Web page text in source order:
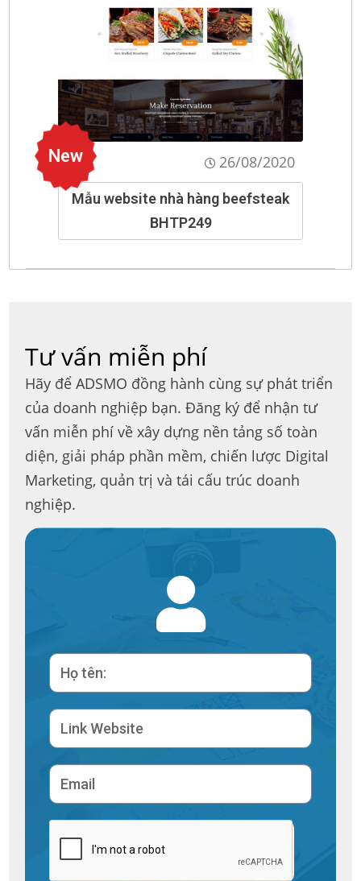
New 26/08/2020
Mẫu website nhà hàng beefsteak
BHTP249
Tư vấn miễn phí
Hãy để ADSMO đồng hành cùng sự phát triển
của doanh nghiệp bạn. Đăng ký để nhận tư
vấn miễn phí về xây dựng nền tảng số toàn
diện, giải pháp phần mềm, chiến lược Digital
Marketing, quản trị và tái cấu trúc doanh
nghiệp.